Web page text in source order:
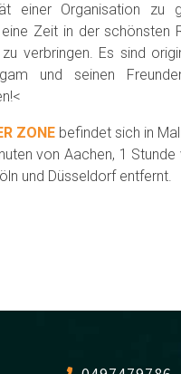
einer Organisation zu
Zeit in der schönsten
zu verbringen. Es sind
und seinen
ZONE befindet sich in
von Aachen, 1 Stunde
und Düsseldorf entfernt.